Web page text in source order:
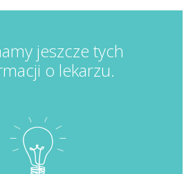
jeszcze tych
o lekarzu.